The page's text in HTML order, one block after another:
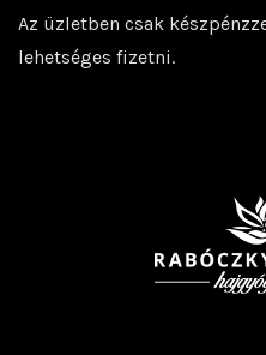
Az üzletben csak
lehetséges fizetni.